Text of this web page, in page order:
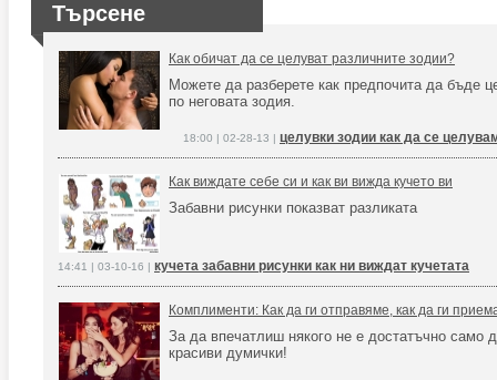
Търсене
Как обичат да се целуват различните зодии?
Можете да разберете как предпочита да бъде
по неговата зодия.
18:00 | 02-28-13 | целувки зодии как да се
Как виждате себе си и как ви вижда кучето ви
Забавни рисунки показват разликата
14:41 | 03-10-16 | кучета забавни рисунки как ни виждат кучетата
Комплименти: Как да ги отправяме, как да ги
За да впечатлиш някого не е достатъчно само
красиви думички!